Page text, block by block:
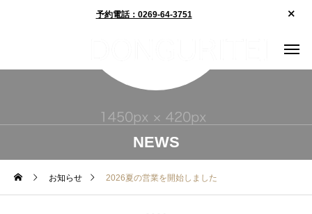
予約電話：0269-64-3751
NEWS
お知らせ 2026夏の営業を開始しました